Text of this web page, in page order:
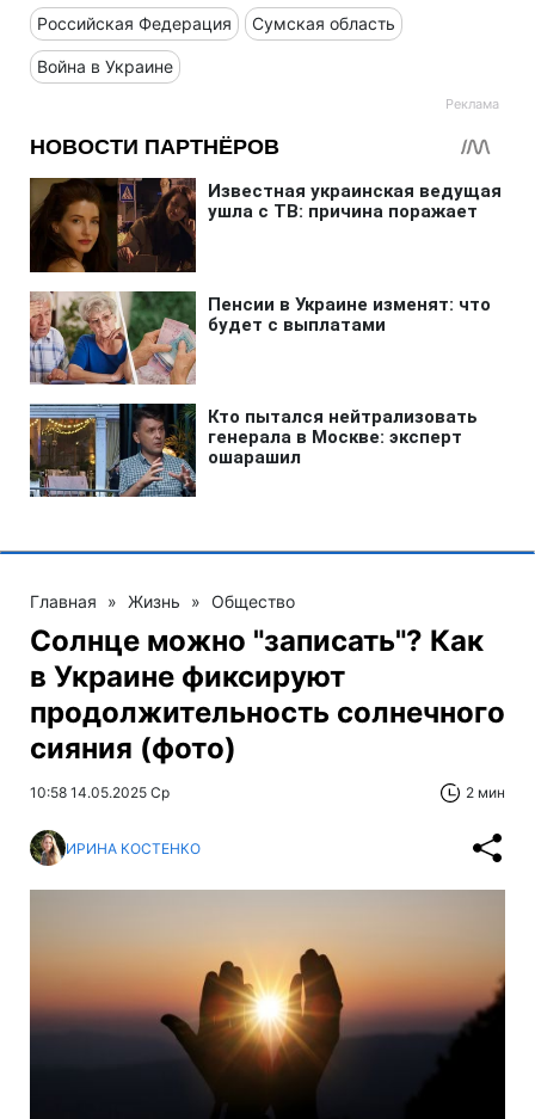
Российская Федерация Сумская область
Война в Украине
Главная » Жизнь » Общество
Солнце можно "записать"? Как
в Украине фиксируют
продолжительность солнечного
сияния (фото)
10:58 14.05.2025 Ср 2 мин
ИРИНА КОСТЕНКО